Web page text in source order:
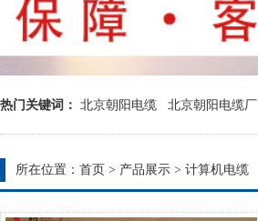
热门关键词： 北京朝阳电缆 北京朝阳电缆厂
所在位置： 首页 > 产品展示 > 计算机电缆